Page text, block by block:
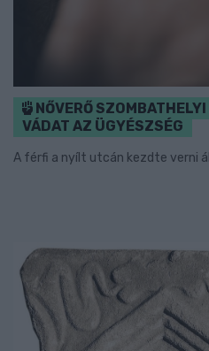
NŐVERŐ
VÁDAT AZ ÜGYÉSZSÉG
A férfi a nyílt utcán kezdte verni